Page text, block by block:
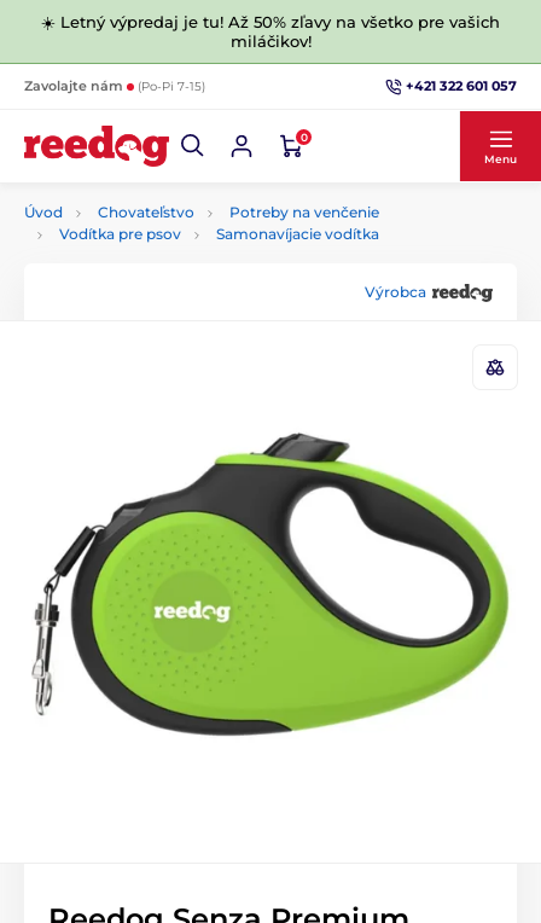
☀️ Letný výpredaj je tu! Až 50% zľavy na všetko pre vašich
miláčikov!
Zavolajte nám (Po-Pi 7-15) +421 322 601 057
0
Menu
Úvod Chovateľstvo
Potreby na venčenie
Vodítka pre psov
Samonavíjacie vodítka
Výrobca